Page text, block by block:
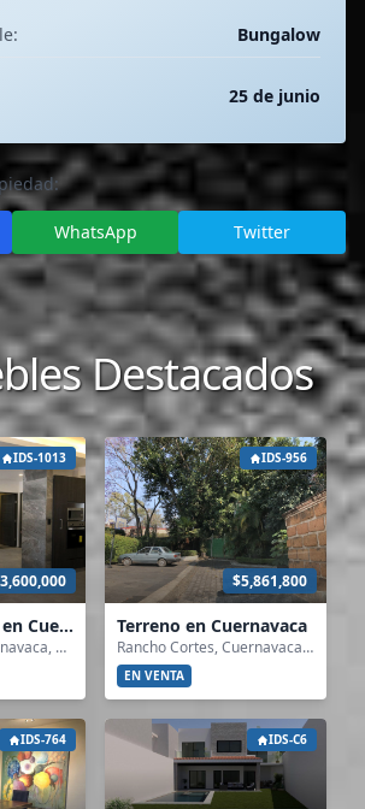
Bungalow
25 de junio
WhatsApp Twitter
Destacados
IDS-1013
Departamento en Cuernavaca
Cantarranas, Cuernavaca, Morelos
IDS-956
$5,861,800
Terreno en Cuernavaca
Rancho Cortes, Cuernavaca, Morelos
EN VENTA
IDS-764 IDS-C6